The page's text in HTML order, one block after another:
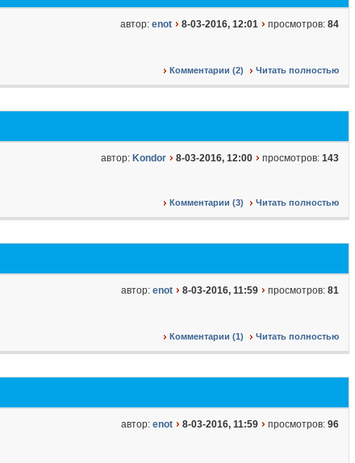
автор: enot 8-03-2016, 12:01 просмотров: 84
Комментарии (2) Читать полностью
автор: Kondor 8-03-2016, 12:00 просмотров: 143
Комментарии (3) Читать полностью
автор: enot 8-03-2016, 11:59 просмотров: 81
Комментарии (1) Читать полностью
автор: enot 8-03-2016, 11:59 просмотров: 96